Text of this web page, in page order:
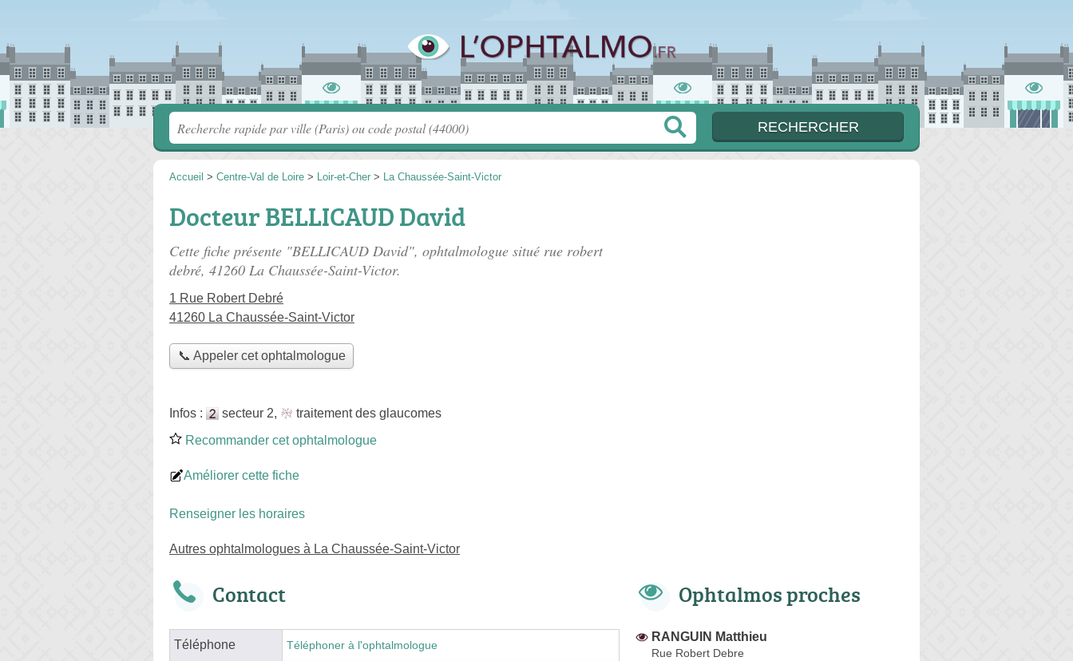
Accueil > Centre-Val de Loire > Loir-et-Cher > La Chaussée-Saint-Victor
Docteur BELLICAUD David
Cette fiche présente "BELLICAUD David", ophtalmologue situé rue robert
debré, 41260 La Chaussée-Saint-Victor.
1 Rue Robert Debré
41260 La Chaussée-Saint-Victor
📞 Appeler cet ophtalmologue
Infos : secteur 2,
traitement des glaucomes
Recommander cet ophtalmologue
Améliorer cette fiche
Renseigner les horaires
Autres ophtalmologues à La Chaussée-Saint-Victor
Contact
Téléphone Téléphoner à l'ophtalmologue
Ophtalmos proches
RANGUIN Matthieu
Rue Robert Debre